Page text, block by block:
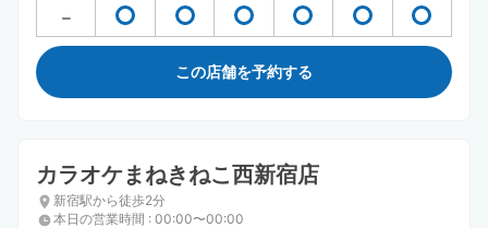
この店舗を予約する
カラオケまねきねこ西新宿店
新宿駅から徒歩2分
本日の営業時間 : 00:00〜00:00